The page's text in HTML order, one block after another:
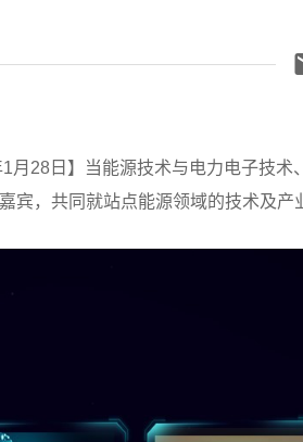
1月28日】当能源技术与电力电子技
宾，共同就站点能源领域的技术及